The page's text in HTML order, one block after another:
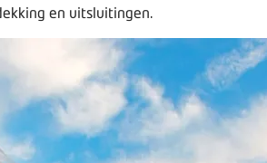
en uitsluitingen.